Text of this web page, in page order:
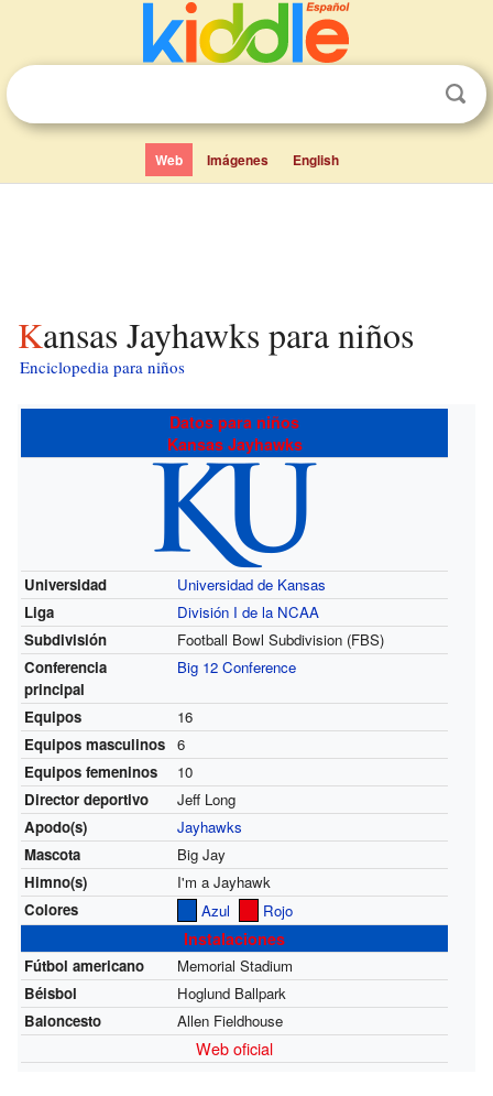
Web Imágenes English
Kansas Jayhawks para niños
Enciclopedia para niños
Datos para niños
Kansas Jayhawks
Universidad
Universidad de Kansas
Liga
División I de la NCAA
Subdivisión
Football Bowl Subdivision (FBS)
Conferencia
principal
Big 12 Conference
Equipos
16
Equipos masculinos 6
Equipos femeninos
10
Director deportivo
Jeff Long
Apodo(s)
Jayhawks
Mascota
Big Jay
Himno(s)
I'm a Jayhawk
Colores
Azul Rojo
Instalaciones
Fútbol americano
Memorial Stadium
Béisbol
Hoglund Ballpark
Baloncesto
Allen Fieldhouse
Web oficial